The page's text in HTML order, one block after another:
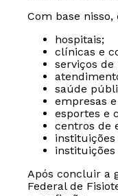
Com base
hospitais;
clínicas e
serviços
saúde
empresas
esportes e
centros de
instituições
instituições
Após concluir a
Federal de